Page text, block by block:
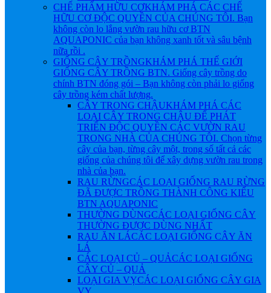
CHẾ PHẨM HỮU CƠKHÁM PHÁ CÁC CHẾ
HỮU CƠ ĐỘC QUYỀN CỦA CHÚNG TÔI. Bạn
không còn lo lắng vườn rau hữu cơ BTN
AQUAPONIC của bạn không xanh tốt và sâu bệnh
nữa rồi .
GIỐNG CÂY TRỒNGKHÁM PHÁ THẾ GIỚI
GIỐNG CÂY TRỒNG BTN. Giống cây trồng do
chính BTN đóng gói – Bạn không còn phải lo giống
cây trồng kém chất lượng.
CÂY TRONG CHẬUKHÁM PHÁ CÁC
LOẠI CÂY TRONG CHẬU ĐỂ PHÁT
TRIỂN ĐỘC QUYỀN CÁC VƯỜN RAU
TRONG NHÀ CỦA CHÚNG TÔI. Chọn từng
cây của bạn, từng cây một, trong số tất cả các
giống của chúng tôi để xây dựng vườn rau trong
nhà của bạn.
RAU RỪNGCÁC LOẠI GIỐNG RAU RỪNG
ĐÃ ĐƯỢC TRỒNG THÀNH CÔNG KIỂU
BTN AQUAPONIC
THƯỜNG DÙNGCÁC LOẠI GIỐNG CÂY
THƯỜNG ĐƯỢC DÙNG NHẤT
RAU ĂN LÁCÁC LOẠI GIỐNG CÂY ĂN
LÁ
CÁC LOẠI CỦ – QUẢCÁC LOẠI GIỐNG
CÂY CỦ – QUẢ
LOẠI GIA VỴCÁC LOẠI GIỐNG CÂY GIA
VỴ